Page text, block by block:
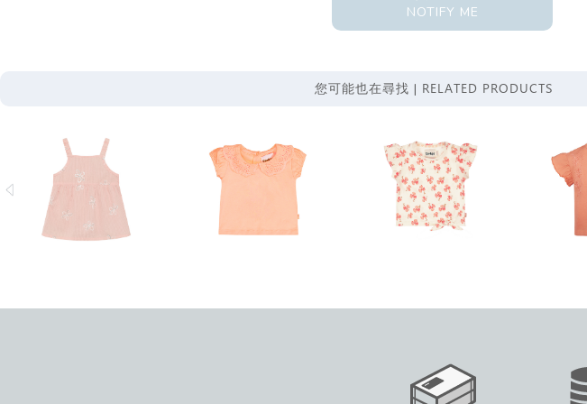
NOTIFY ME
您可能也在尋找 | RELATED PRODUCTS